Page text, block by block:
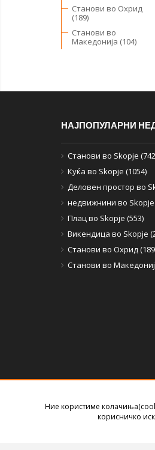
Станови во Охрид
(189)
Станови во
Македонија (104)
НАЈПОПУЛАРНИ
Станови во Skopje
Куќа во Skopje (1054)
Деловен простор во
недвижнини во Skopje
Плац во Skopje (553)
Викендица во Skopje
Станови во Охрид
Станови во
СОФТВЕР ЗА АГЕНЦИИ
Ние користиме
корисничко